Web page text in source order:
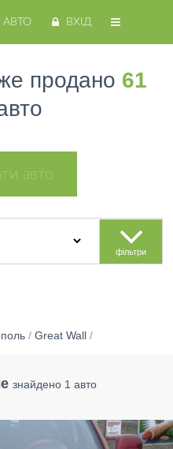
АВТО ВХІД
продано 61
авто
фільтри
/ Great Wall /
знайдено 1 авто